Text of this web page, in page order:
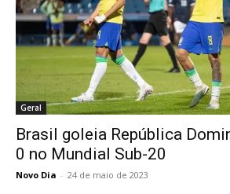
Geral
Brasil goleia República
0 no Mundial Sub-20
Novo Dia - 24 de maio de 2023